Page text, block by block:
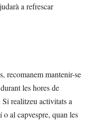
a refrescar
recomanem mantenir-se
les hores de
realitzeu activitats a
al capvespre, quan les